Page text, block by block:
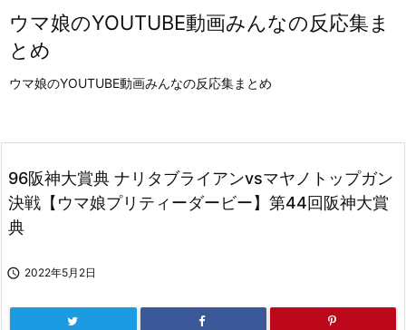
ウマ娘のYOUTUBE動画みんなの反応集ま
とめ
ウマ娘のYOUTUBE動画みんなの反応集まとめ
96阪神大賞典 ナリタブライアンvsマヤノトップガン
決戦【ウマ娘プリティーダービー】第44回阪神大賞
典
 2022年5月2日